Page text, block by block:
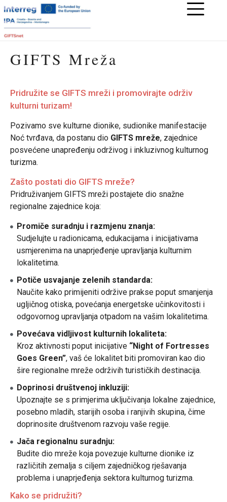
GIFTS Mreža
Pridružite se GIFTS mreži i promovirajte održiv
kulturni turizam!
Pozivamo sve kulturne dionike, sudionike manifestacije
Noć tvrđava, da postanu dio GIFTS mreže, zajednice
posvećene unapređenju održivog i inkluzivnog kulturnog
turizma.
Zašto postati dio GIFTS mreže?
Pridruživanjem GIFTS mreži postajete dio snažne
regionalne zajednice koja:
Promiče suradnju i razmjenu znanja:
Sudjelujte u radionicama, edukacijama i inicijativama
usmjerenima na unaprjeđenje upravljanja kulturnim
lokalitetima.
Potiče usvajanje zelenih standarda:
Naučite kako primijeniti održive prakse poput smanjenja
ugljičnog otiska, povećanja energetske učinkovitosti i
odgovornog upravljanja otpadom na vašim lokalitetima.
Povećava vidljivost kulturnih lokaliteta:
Kroz aktivnosti poput inicijative “Night of Fortresses
Goes Green”, vaš će lokalitet biti promoviran kao dio
šire regionalne mreže održivih turističkih destinacija.
Doprinosi društvenoj inkluziji:
Upoznajte se s primjerima uključivanja lokalne zajednice,
posebno mladih, starijih osoba i ranjivih skupina, čime
doprinosite društvenom razvoju vaše regije.
Jača regionalnu suradnju:
Budite dio mreže koja povezuje kulturne dionike iz
različitih zemalja s ciljem zajedničkog rješavanja
problema i unaprjeđenja sektora kulturnog turizma.
Kako se pridružiti?